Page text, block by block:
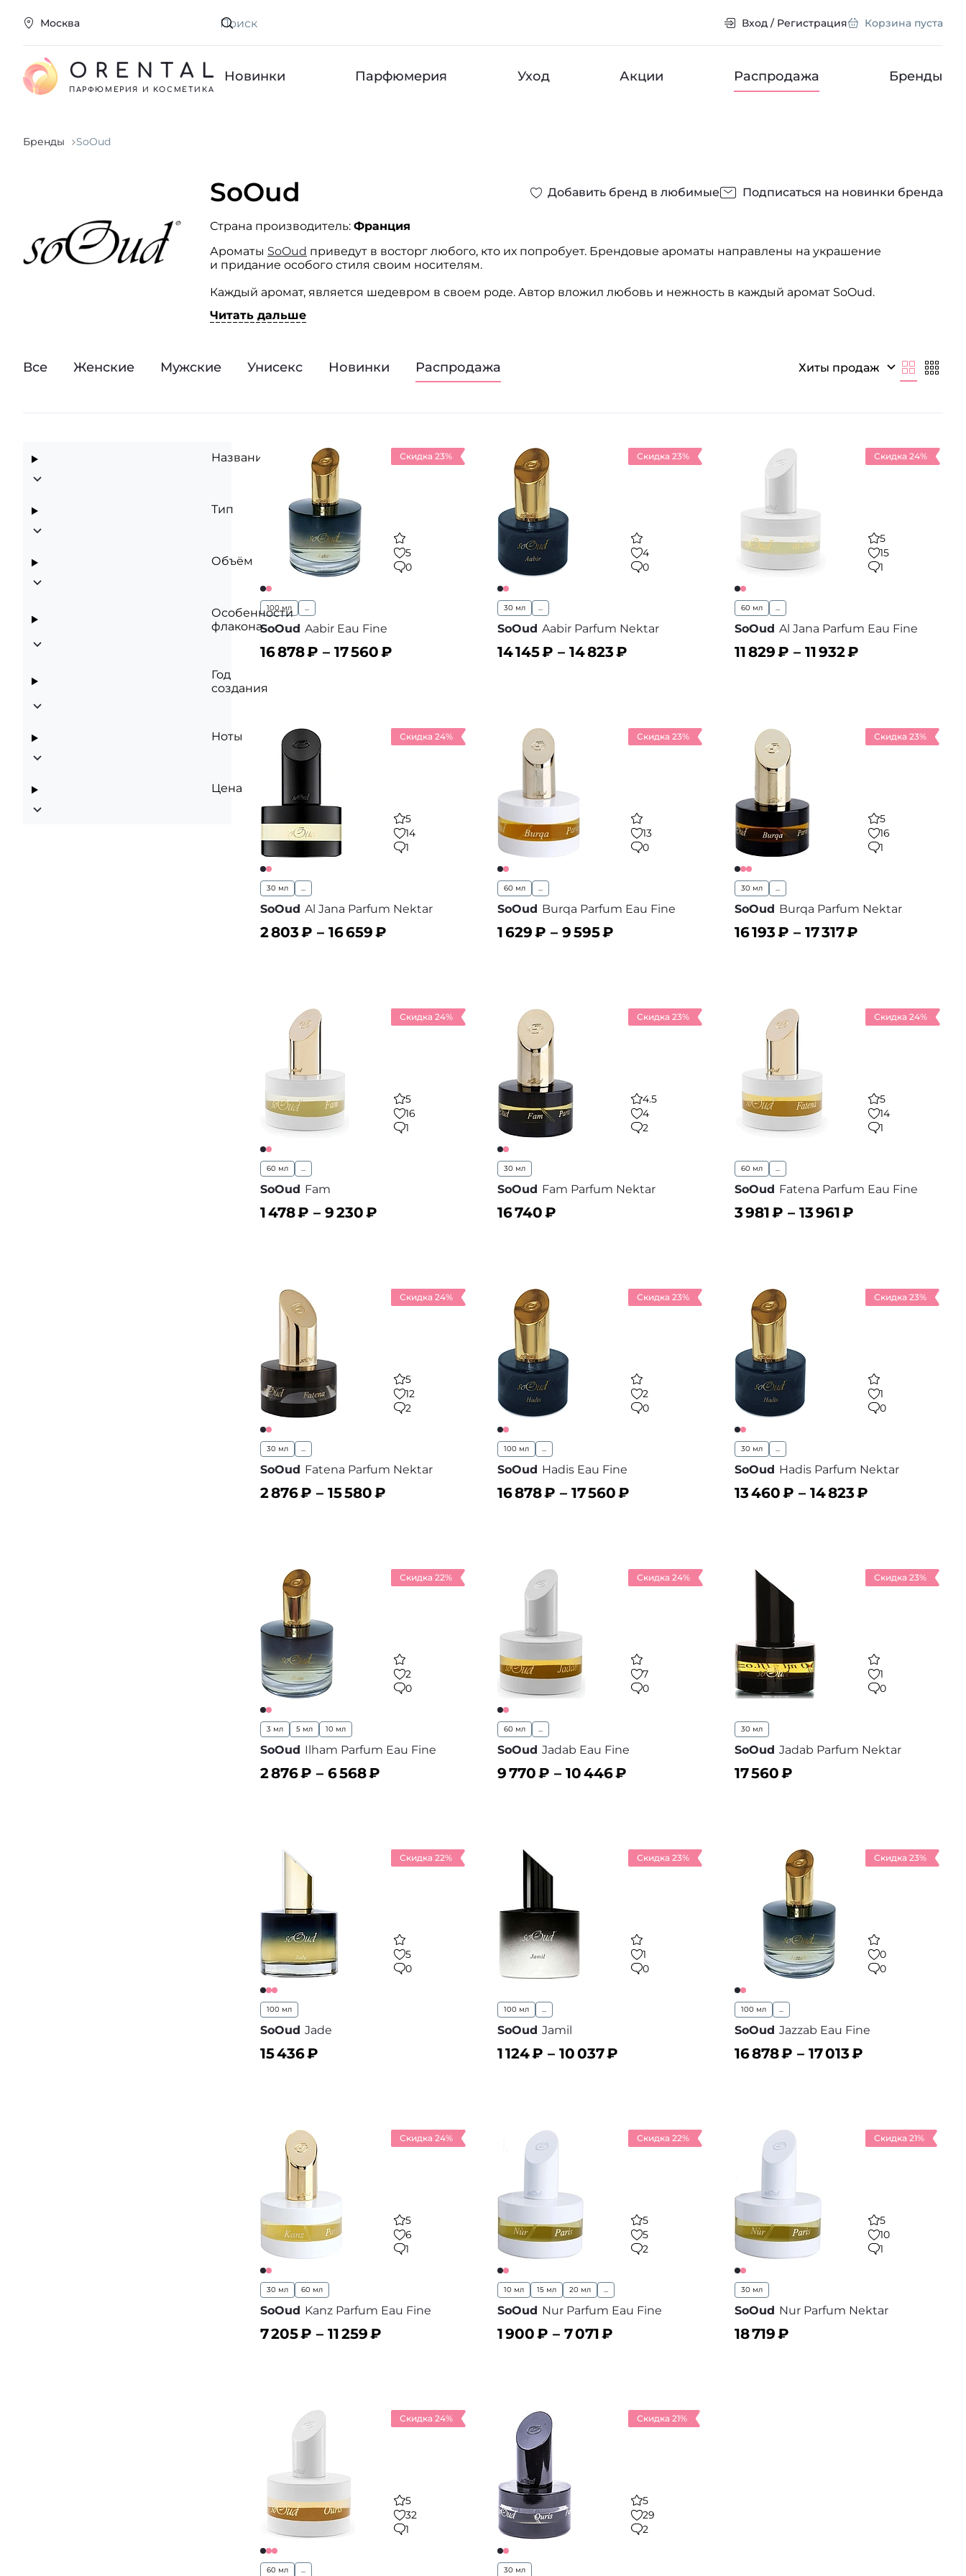
Москва Искать Вход / Регистрация Корзина пуста
ORENTAL
ПАРФЮМЕРИЯ И КОСМЕТИКА
Новинки Парфюмерия Уход Акции Распродажа Бренды
Бренды SoOud
SoOud Добавить бренд в любимые Подписаться на новинки бренда
Страна производитель: Франция
Ароматы SoOud приведут в восторг любого, кто их попробует. Брендовые ароматы направлены на украшение
и придание особого стиля своим носителям.
Каждый аромат, является шедевром в своем роде. Автор вложил любовь и нежность в каждый аромат SoOud.
звучит аромат.
Читать дальше
Все Женские Мужские Унисекс Новинки Распродажа Хиты продаж
Название
Тип
Объём
Особенности
флакона
Год
создания
Ноты
Цена
Скидка 23%
5
0
100 мл ...
SoOud Aabir Eau Fine
16 878₽ – 17 560₽
Скидка 23%
4
0
30 мл ...
SoOud Aabir Parfum Nektar
14 145₽ – 14 823₽
Скидка 24%
5
15
1
60 мл ...
SoOud Al Jana Parfum Eau Fine
11 829₽ – 11 932₽
Скидка 24%
5
14
1
30 мл ...
SoOud Al Jana Parfum Nektar
2 803₽ – 16 659₽
Скидка 23%
13
0
60 мл ...
SoOud Burqa Parfum Eau Fine
1 629₽ – 9 595₽
Скидка 23%
5
16
1
30 мл ...
SoOud Burqa Parfum Nektar
16 193₽ – 17 317₽
Скидка 24%
5
16
1
60 мл ...
SoOud Fam
1 478₽ – 9 230₽
Скидка 23%
4.5
4
2
30 мл
SoOud Fam Parfum Nektar
16 740₽
Скидка 24%
5
14
1
60 мл ...
SoOud Fatena Parfum Eau Fine
3 981₽ – 13 961₽
Скидка 24%
5
12
2
30 мл ...
SoOud Fatena Parfum Nektar
2 876₽ – 15 580₽
Скидка 23%
2
0
100 мл ...
SoOud Hadis Eau Fine
16 878₽ – 17 560₽
Скидка 23%
1
0
30 мл ...
SoOud Hadis Parfum Nektar
13 460₽ – 14 823₽
Скидка 22%
2
0
3 мл 5 мл 10 мл
SoOud Ilham Parfum Eau Fine
2 876₽ – 6 568₽
Скидка 24%
7
0
60 мл ...
SoOud Jadab Eau Fine
9 770₽ – 10 446₽
Скидка 23%
1
0
30 мл
SoOud Jadab Parfum Nektar
17 560₽
Скидка 22%
5
0
100 мл
SoOud Jade
15 436₽
Скидка 23%
1
0
100 мл ...
SoOud Jamil
1 124₽ – 10 037₽
Скидка 23%
0
0
100 мл ...
SoOud Jazzab Eau Fine
16 878₽ – 17 013₽
Скидка 24%
5
6
1
30 мл 60 мл
SoOud Kanz Parfum Eau Fine
7 205₽ – 11 259₽
Скидка 22%
5
5
2
10 мл 15 мл 20 мл ...
SoOud Nur Parfum Eau Fine
1 900₽ – 7 071₽
Скидка 21%
5
10
1
30 мл
SoOud Nur Parfum Nektar
18 719₽
Скидка 24%
5
32
1
60 мл ...
Скидка 21%
5
29
2
30 мл